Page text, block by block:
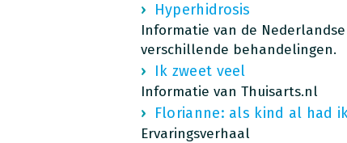
Hyperhidrosis
Informatie van de
verschillende behandelingen.
Ik zweet veel
Informatie van Thuisarts.nl
Florianne: als kind al had
Ervaringsverhaal